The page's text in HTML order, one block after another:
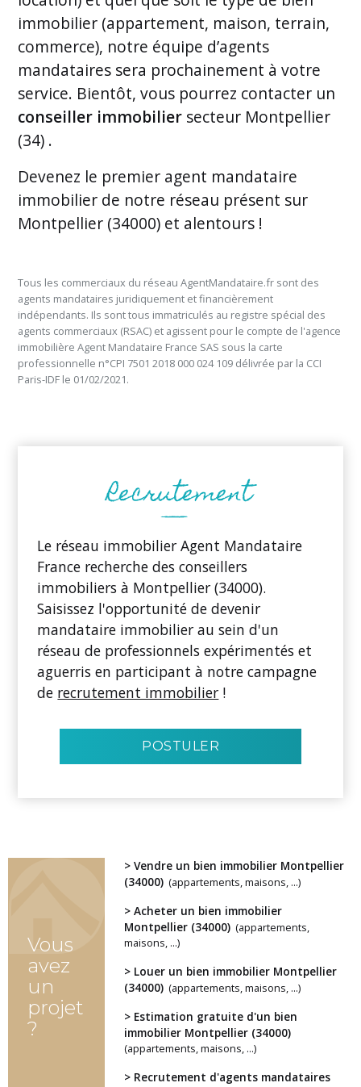
immobilier (appartement, maison, terrain,
commerce), notre équipe d’agents
mandataires sera prochainement à votre
service. Bientôt, vous pourrez contacter un
conseiller immobilier secteur Montpellier
(34) .
Devenez le premier agent mandataire
immobilier de notre réseau présent sur
Montpellier (34000) et alentours !
Tous les commerciaux du réseau AgentMandataire.fr sont des
agents mandataires juridiquement et financièrement
indépendants. Ils sont tous immatriculés au registre spécial des
agents commerciaux (RSAC) et agissent pour le compte de l'agence
immobilière Agent Mandataire France SAS sous la carte
professionnelle n°CPI 7501 2018 000 024 109 délivrée par la CCI
Paris-IDF le 01/02/2021.
Le réseau immobilier Agent Mandataire
France recherche des conseillers
immobiliers à Montpellier (34000).
Saisissez l'opportunité de devenir
mandataire immobilier au sein d'un
réseau de professionnels expérimentés et
aguerris en participant à notre campagne
de recrutement immobilier !
POSTULER
Vous
avez
un
projet
?
> Vendre un bien immobilier Montpellier
(34000) (appartements, maisons, ...)
> Acheter un bien immobilier
Montpellier (34000) (appartements,
maisons, ...)
> Louer un bien immobilier Montpellier
(34000) (appartements, maisons, ...)
> Estimation gratuite d'un bien
immobilier Montpellier (34000)
(appartements, maisons, ...)
> Recrutement d'agents mandataires